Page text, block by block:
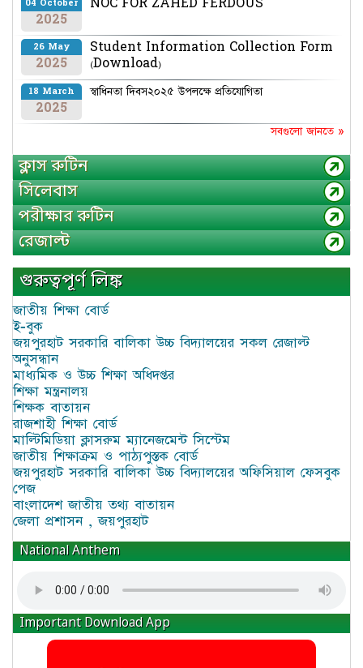
04 October
2025
NOC FOR ZAHED FERDOUS
26 May
2025
Student Information Collection Form
(Download)
18 March
2025
স্বাধিনতা দিবস২০২৫ উপলক্ষে প্রতিযোগিতা
সবগুলো জানতে »
ক্লাস রুটিন
সিলেবাস
পরীক্ষার রুটিন
রেজাল্ট
গুরুত্বপূর্ণ লিঙ্ক
জাতীয় শিক্ষা বোর্ড
ই-বুক
জয়পুরহাট সরকারি বালিকা উচ্চ বিদ্যালয়ের সকল রেজাল্ট
অনুসন্ধান
মাধ্যমিক ও উচ্চ শিক্ষা অধিদপ্তর
শিক্ষা মন্ত্রনালয়
শিক্ষক বাতায়ন
রাজশাহী শিক্ষা বোর্ড
মাল্টিমিডিয়া ক্লাসরুম ম্যানেজমেন্ট সিস্টেম
জাতীয় শিক্ষাক্রম ও পাঠ্যপুস্তক বোর্ড
জয়পুরহাট সরকারি বালিকা উচ্চ বিদ্যালয়ের অফিসিয়াল ফেসবুক
পেজ
বাংলাদেশ জাতীয় তথ্য বাতায়ন
জেলা প্রশাসন , জয়পুরহাট
National Anthem
Important Download App